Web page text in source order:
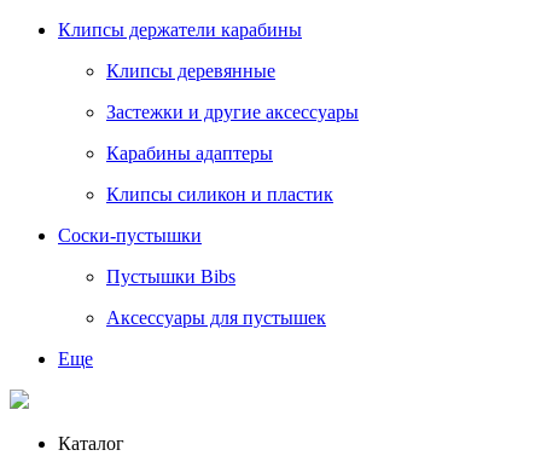
Клипсы держатели карабины
Клипсы деревянные
Застежки и другие аксессуары
Карабины адаптеры
Клипсы силикон и пластик
Соски-пустышки
Пустышки Bibs
Аксессуары для пустышек
Еще
Каталог